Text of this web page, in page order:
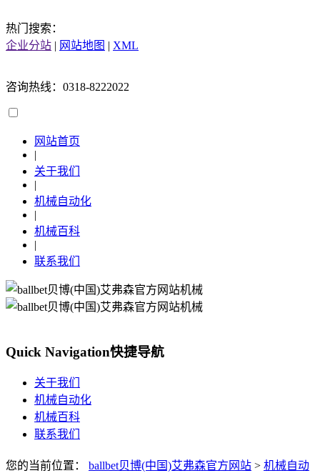
热门搜索：
企业分站 | 网站地图 | XML
咨询热线：0318-8222022
网站首页
|
关于我们
|
机械自动化
|
机械百科
|
联系我们
Quick Navigation快捷导航
关于我们
机械自动化
机械百科
联系我们
您的当前位置： ballbet贝博(中国)艾弗森官方网站 > 机械自动